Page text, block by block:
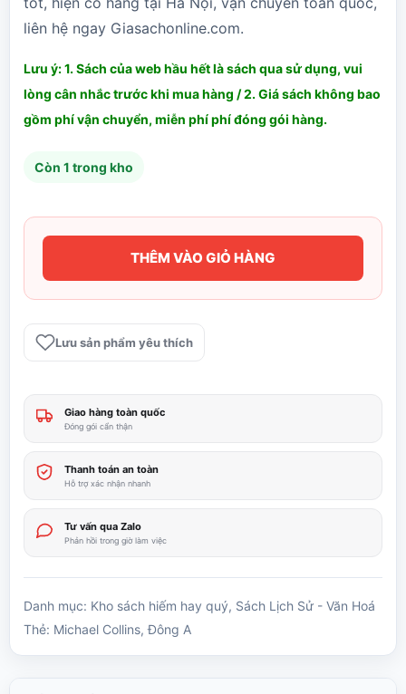
390.000 ₫.
liên hệ ngay Giasachonline.com.
Lưu ý: 1. Sách của web hầu hết là sách qua sử dụng, vui
lòng cân nhắc trước khi mua hàng / 2. Giá sách không bao
gồm phí vận chuyển, miễn phí phí đóng gói hàng.
Còn 1 trong kho
thay
đổi
sử
số
lượng
THÊM VÀO GIỎ HÀNG
Lưu sản phẩm yêu thích
Giao hàng toàn quốc
Đóng gói cẩn thận
Thanh toán an toàn
Hỗ trợ xác nhận nhanh
Tư vấn qua Zalo
Phản hồi trong giờ làm việc
Danh mục: Kho sách hiếm hay quý, Sách Lịch Sử - Văn Hoá
Thẻ: Michael Collins,Đông A